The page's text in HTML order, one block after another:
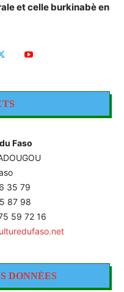
et celle burkinabè en
Faso
35 79
87 98
59 72 16
DONNÉES